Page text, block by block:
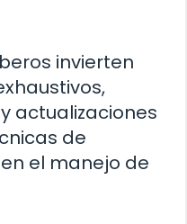
invierten
actualizaciones
de
el manejo de